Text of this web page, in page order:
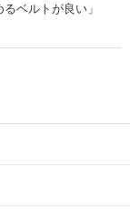
ベルトが良い」